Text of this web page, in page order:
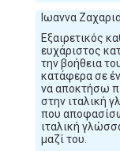
Ιωαννα
Εξαιρετικός
ευχάριστος
την βοήθεια
κατάφερα σε
να αποκτήσω
στην ιταλική
που
ιταλική
μαζί του.